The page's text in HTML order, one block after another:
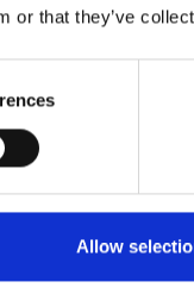
or that they’ve
Allow